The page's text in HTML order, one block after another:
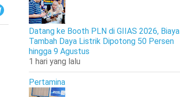
Datang ke Booth PLN di GIIAS 2026, Biaya
Tambah Daya Listrik Dipotong 50 Persen
hingga 9 Agustus
1 hari yang lalu
Pertamina